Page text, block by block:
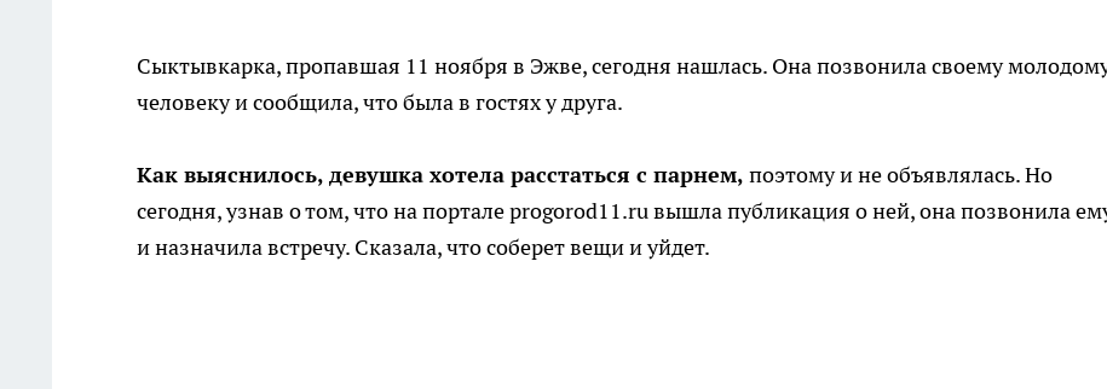
Сыктывкарка, пропавшая 11 ноября в Эжве, сегодня нашлась. Она позвонила своему
человеку и сообщила, что была в гостях у друга.
Как выяснилось, девушка хотела расстаться с парнем, поэтому и не объявлялась. Но
сегодня, узнав о том, что на портале progorod11.ru вышла публикация о ней, она позвонила
и назначила встречу. Сказала, что соберет вещи и уйдет.